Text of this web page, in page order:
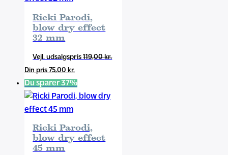
75,00 kr..
Ricki Parodi,
blow dry effect
32 mm
119,00kr.Den
75,00 kr.Den
aktuelle
pris
75,00 kr..
Du sparer 37%
Ricki Parodi,
blow dry effect
45 mm